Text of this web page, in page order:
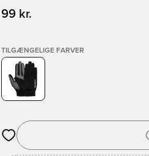
99 kr.
TILGÆNGELIGE FARVER
Åbner en Modal til at logge ind